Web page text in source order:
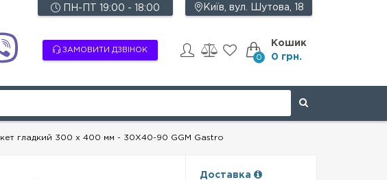
Київ, вул. Шутова, 18
ЗАМОВИТИ ДЗВІНОК
ПН-ПТ 19:00 - 18:00
Кошик
0 0 грн.
гладкий 300 x 400 мм - 30X40-90 GGM Gastro
Доставка